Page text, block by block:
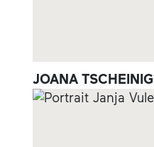
JOANA TSCHEINIG